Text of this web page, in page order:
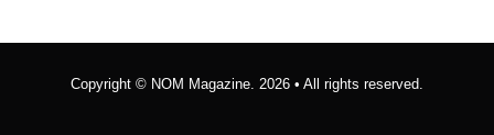
Copyright © NOM Magazine. 2026 • All rights reserved.